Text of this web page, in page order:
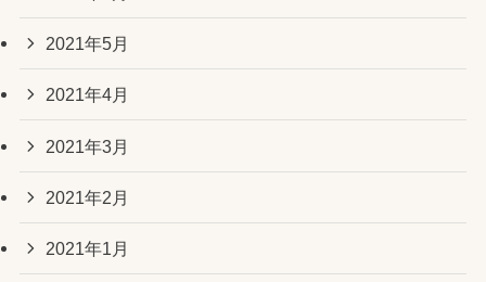
2021年5月
2021年4月
2021年3月
2021年2月
2021年1月